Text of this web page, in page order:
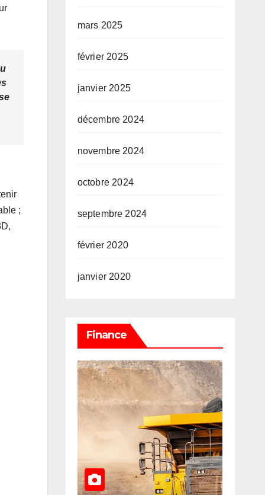
;
mars 2025
février 2025
janvier 2025
décembre 2024
novembre 2024
octobre 2024
septembre 2024
février 2020
janvier 2020
Finance